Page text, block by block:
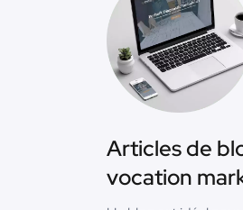
Articles de
vocation